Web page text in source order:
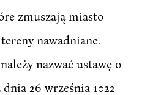
zmuszają miasto
nawadniane.
nazwać ustawę o
26 września 1022